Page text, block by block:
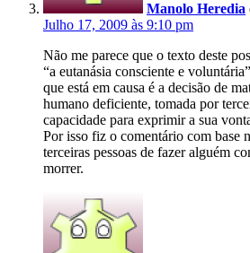
Manolo Heredia
Julho 17, 2009 às 9:10 pm
Não me parece que o texto deste
“a eutanásia consciente e
que está em causa é a decisão de
humano deficiente, tomada por
capacidade para exprimir a sua
Por isso fiz o comentário com base
terceiras pessoas de fazer alguém
morrer.